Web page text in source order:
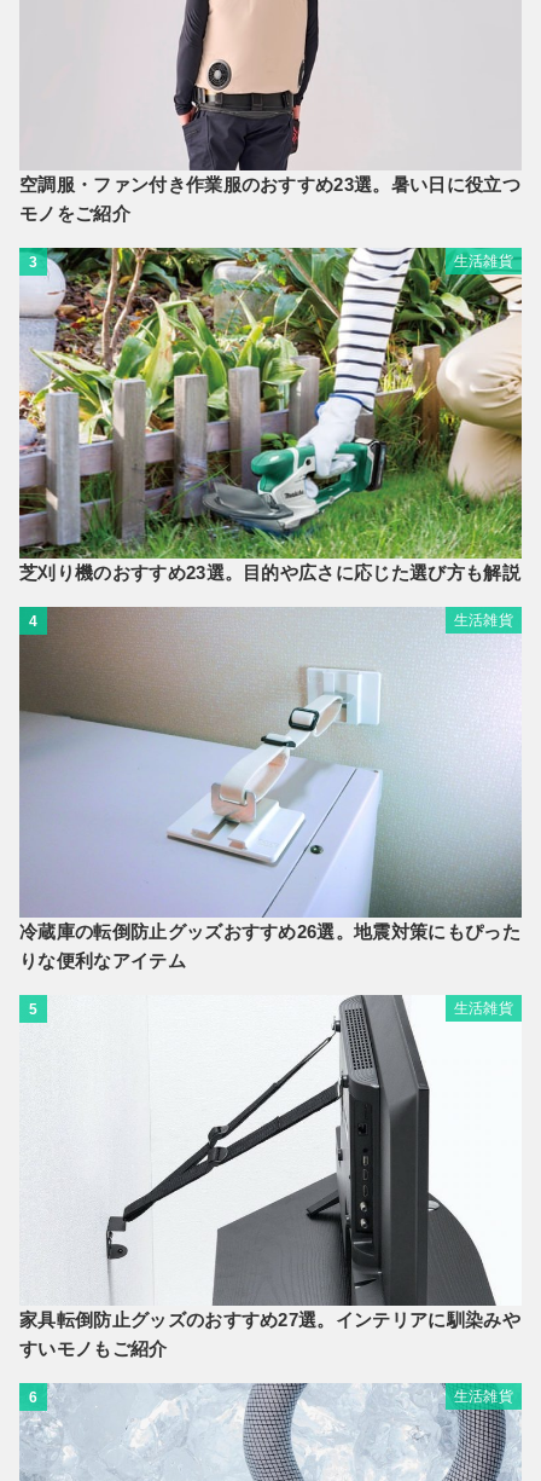
空調服・ファン付き作業服のおすすめ23選。暑い日に役立つ
モノをご紹介
3 生活雑貨
芝刈り機のおすすめ23選。目的や広さに応じた選び方も解説
4 生活雑貨
冷蔵庫の転倒防止グッズおすすめ26選。地震対策にもぴった
りな便利なアイテム
5 生活雑貨
家具転倒防止グッズのおすすめ27選。インテリアに馴染みや
すいモノもご紹介
6 生活雑貨